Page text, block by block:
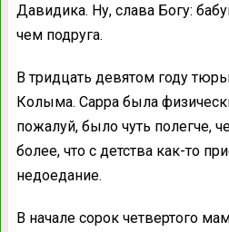
Давидика. Ну, слава Богу:
чем подруга.
В тридцать девятом году
Колыма. Сарра была
пожалуй, было чуть полегче,
более, что с детства как-то
недоедание.
В начале сорок четвертого